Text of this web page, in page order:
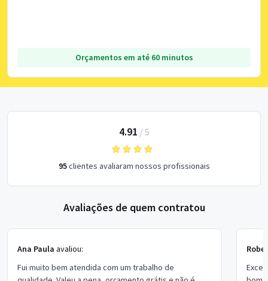
Orçamentos em até 60 minutos
4.91 / 5
95clientes avaliaram nossos profissionais
Avaliações de quem contratou
Ana Paula avaliou:
Fui muito bem atendida com um trabalho de